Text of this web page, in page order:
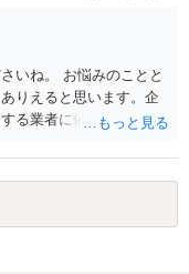
いね。 お悩みのことと
りえると思います。企
る業者に依頼をかけて
定当時知らないこと、
（誓約書等記載内容）
相当」か否かで判断さ
証拠に基づいて、子細